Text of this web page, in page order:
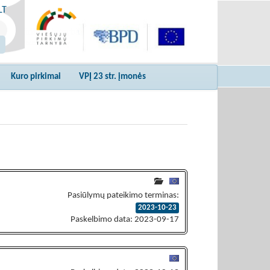
LT
Kuro pirkimai VPĮ 23 str. įmonės
Pasiūlymų pateikimo terminas:
2023-10-23
Paskelbimo data: 2023-09-17